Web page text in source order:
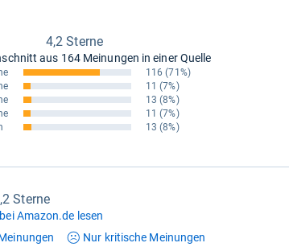
4,2 Sterne
aus 164 Meinungen in einer Quelle
116 (71%)
11 (7%)
13 (8%)
11 (7%)
13 (8%)
Sterne
Amazon.de lesen
Nur kritische Meinungen